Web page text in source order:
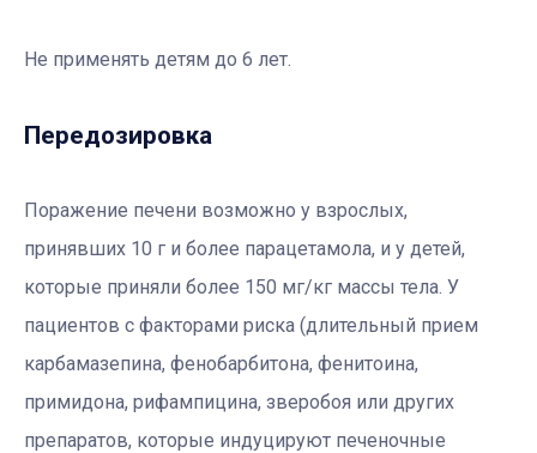
Не применять детям до 6 лет.
Передозировка
Поражение печени возможно у взрослых,
принявших 10 г и более парацетамола, и у детей,
которые приняли более 150 мг/кг массы тела. У
пациентов с факторами риска (длительный прием
карбамазепина, фенобарбитона, фенитоина,
примидона, рифампицина, зверобоя или других
препаратов, которые индуцируют печеночные